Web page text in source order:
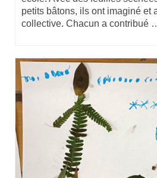
petits bâtons, ils ont imaginé
collective. Chacun a contribué